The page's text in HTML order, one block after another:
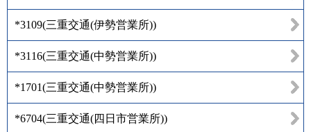
*3109(三重交通(伊勢営業所))
*3116(三重交通(中勢営業所))
*1701(三重交通(中勢営業所))
*6704(三重交通(四日市営業所))